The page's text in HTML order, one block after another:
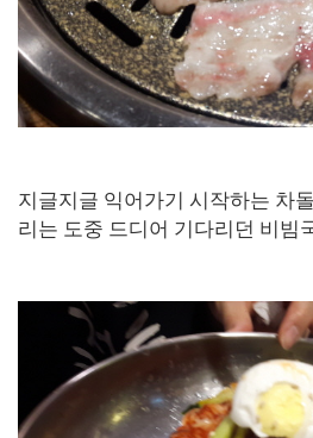
지글지글 익어가기 시작하는 차
리는 도중 드디어 기다리던 비빔